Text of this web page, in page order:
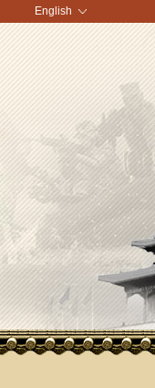
English